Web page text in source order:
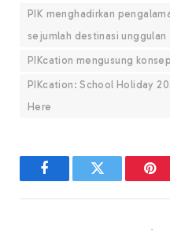
PIK menghadirkan
sejumlah destinasi unggulan
PIKcation mengusung
PIKcation: School Holiday
Here
FacebookTwitter